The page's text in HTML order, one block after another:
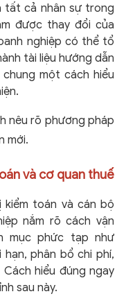
tất cả nhân sự trong
được thay đổi của
nghiệp có thể tổ
tài liệu hướng dẫn
một cách hiểu
nêu rõ phương pháp
mới.
và cơ quan thuế
kiểm toán và cán bộ
nắm rõ cách vận
mục phức tạp như
phân bổ chi phí,
hiểu đúng ngay
sau này.